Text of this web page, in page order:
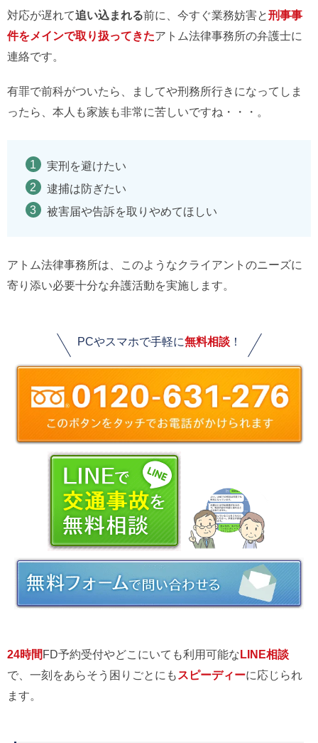
対応が遅れて追い込まれる前に、今すぐ業務妨害と刑事事
件をメインで取り扱ってきたアトム法律事務所の弁護士に
連絡です。
有罪で前科がついたら、ましてや刑務所行きになってしま
ったら、本人も家族も非常に苦しいですね・・・。
実刑を避けたい
逮捕は防ぎたい
被害届や告訴を取りやめてほしい
アトム法律事務所は、このようなクライアントのニーズに
寄り添い必要十分な弁護活動を実施します。
PCやスマホで手軽に無料相談！
24時間FD予約受付やどこにいても利用可能なLINE相談
で、一刻をあらそう困りごとにも スピーディーに応じられ
ます。